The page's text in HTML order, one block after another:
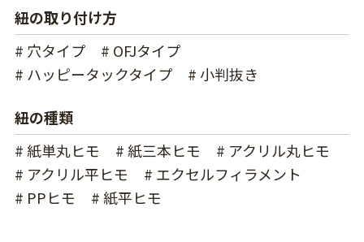
紐の取り付け方
# 穴タイプ
# OFJタイプ
# ハッピータックタイプ
# 小判抜き
紐の種類
# 紙単丸ヒモ
# 紙三本ヒモ
# アクリル丸ヒモ
# アクリル平ヒモ
# エクセルフィラメント
# PPヒモ
# 紙平ヒモ